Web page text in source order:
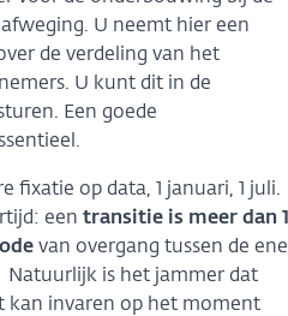
U neemt hier een
de verdeling van het
U kunt dit in de
Een goede
fixatie op data, 1 januari, 1 juli.
een transitie is meer dan 1
van overgang tussen de ene
Natuurlijk is het jammer dat
kan invaren op het moment